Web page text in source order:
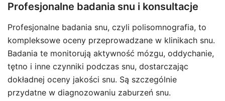
Profesjonalne badania snu i konsultacje
Profesjonalne badania snu, czyli polisomnografia, to
kompleksowe oceny przeprowadzane w klinikach snu.
Badania te monitorują aktywność mózgu, oddychanie,
tętno i inne czynniki podczas snu, dostarczając
dokładnej oceny jakości snu. Są szczególnie
przydatne w diagnozowaniu zaburzeń snu.